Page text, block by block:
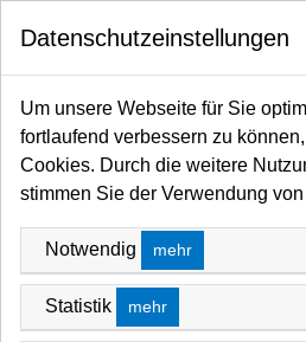
Startseite Kabel / Stecker / Verteiler Kabel
GUMMI-KABEL TITANEX
FILTERN NACH
Datenschutzeinstellungen
Um unsere Webseite für Sie
fortlaufend verbessern zu
Cookies. Durch die weitere
stimmen Sie der Verwendung
Notwendig mehr
Statistik mehr